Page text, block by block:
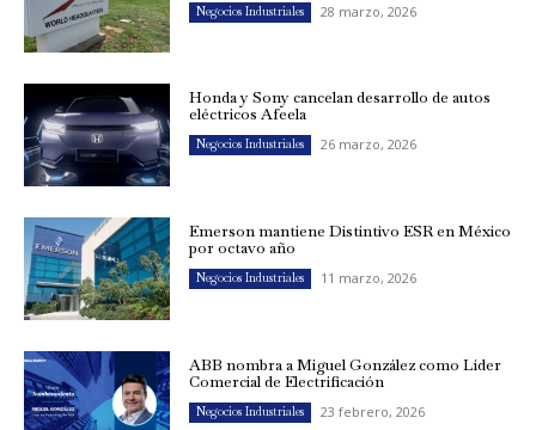
Negocios Industriales 28 marzo, 2026
Honda y Sony cancelan desarrollo de autos
eléctricos Afeela
Negocios Industriales 26 marzo, 2026
Emerson mantiene Distintivo ESR en México
por octavo año
Negocios Industriales 11 marzo, 2026
ABB nombra a Miguel González como Líder
Comercial de Electrificación
Negocios Industriales 23 febrero, 2026